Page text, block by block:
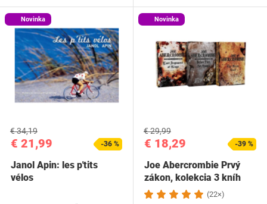
Novinka
€ 21,99
€ 34,19
-36 %
Janol Apin: les p'tits
vélos
Novinka
€ 18,29
€ 29,99
-39 %
Joe Abercrombie Prvý
zákon, kolekcia 3 kníh
(Samotná čepeľ,…
(22×)